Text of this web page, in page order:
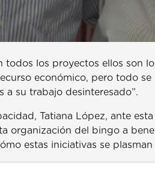
todos los proyectos ellos son
económico, pero todo
a su trabajo desinteresado”.
Tatiana López, ante
organización del bingo a
estas iniciativas se